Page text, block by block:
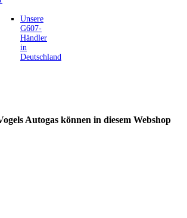
Unsere
G607-
Händler
in
Deutschland
Autogas können in diesem Webshop